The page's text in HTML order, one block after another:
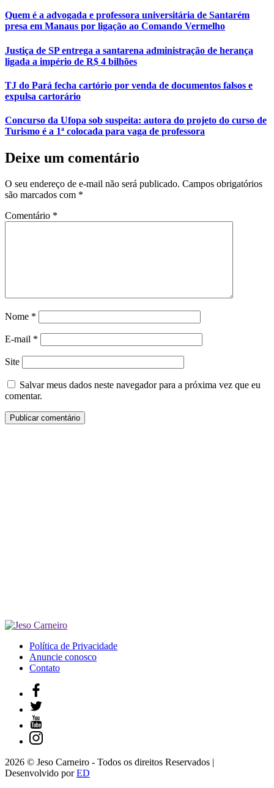
Quem é a advogada e professora universitária de Santarém
presa em Manaus por ligação ao Comando Vermelho
Justiça de SP entrega a santarena administração de herança
ligada a império de R$ 4 bilhões
TJ do Pará fecha cartório por venda de documentos falsos e
expulsa cartorário
Concurso da Ufopa sob suspeita: autora do projeto do curso de
Turismo é a 1ª colocada para vaga de professora
Deixe um comentário
O seu endereço de e-mail não será publicado. Campos obrigatórios
são marcados com *
Comentário *
Nome *
E-mail *
Site
Salvar meus dados neste navegador para a próxima vez que eu
comentar.
Política de Privacidade
Anuncie conosco
Contato
2026 © Jeso Carneiro - Todos os direitos Reservados |
Desenvolvido porED